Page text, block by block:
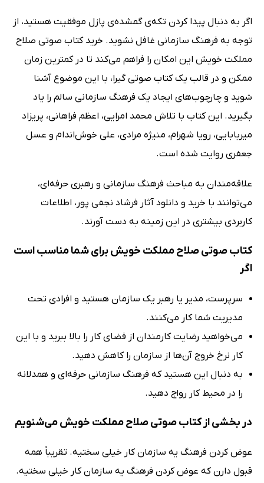
اگر به دنبال پیدا کردن تکه‌ی گمشده‌ی پازل موفقیت هستید، از
توجه به فرهنگ سازمانی غافل نشوید. خرید کتاب صوتی صلاح
مملکت خویش این امکان را فراهم می‌کند تا در کمترین زمان
ممکن و در قالب یک کتاب صوتی گیرا، با این موضوع آشنا
شوید و چارچوب‌های ایجاد یک فرهنگ سازمانی سالم را یاد
بگیرید. این کتاب با تلاش محمد امرایی، اعظم فراهانی، پریزاد
میربابایی، رویا شهرام، منیژه مرادی، علی خوش‌اندام و عسل
جعفری روایت شده است.
علاقه‌مندان به مباحث فرهنگ سازمانی و رهبری حرفه‌ای،
می‌توانند با خرید و دانلود آثار فرشاد نجفی پور، اطلاعات
کاربردی بیشتری در این زمینه به دست آورند.
کتاب صوتی صلاح مملکت خویش برای شما مناسب است
اگر
سرپرست، مدیر یا رهبر یک سازمان هستید و افرادی تحت
مدیریت شما کار می‌کنند.
می‌خواهید رضایت کارمندان از فضای کار را بالا ببرید و با این
کار نرخ خروج آن‌ها از سازمان را کاهش دهید.
به دنبال این هستید که فرهنگ سازمانی حرفه‌ای و همدلانه
را در محیط کار رواج دهید.
در بخشی از کتاب صوتی صلاح مملکت خویش می‌شنویم
عوض کردن فرهنگ یه سازمان کار خیلی سختیه. تقریباً همه
قبول دارن که عوض کردن فرهنگ یه سازمان کار خیلی سختیه.